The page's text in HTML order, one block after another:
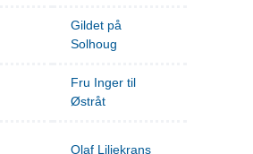
Gildet på
Solhoug
Fru Inger til
Østråt
Olaf Liljekrans